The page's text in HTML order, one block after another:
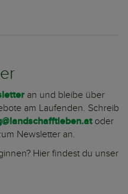
an und bleibe über
am Laufenden. Schreib
oder
Newsletter an.
Hier findest du unser